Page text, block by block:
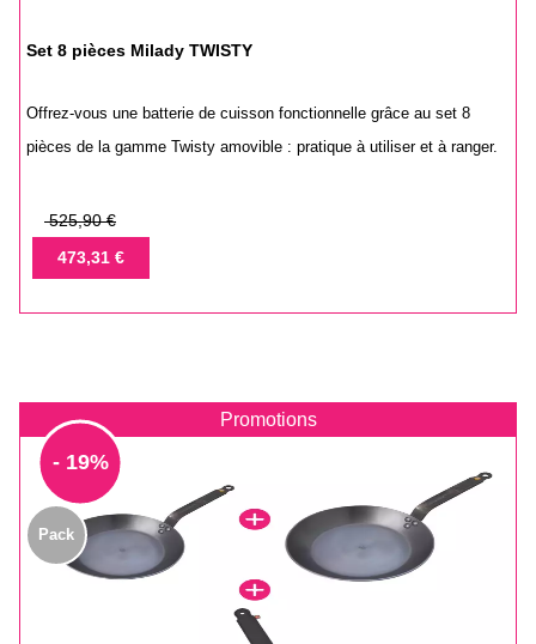
Set 8 pièces Milady TWISTY
Offrez-vous une batterie de cuisson fonctionnelle grâce au set 8
pièces de la gamme Twisty amovible : pratique à utiliser et à ranger.
Prix
base
525,90 €
Prix473,31 €
Promotions
- 19%
Pack